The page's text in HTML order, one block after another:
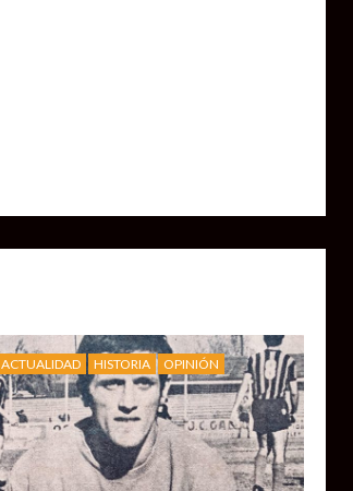
ACTUALIDAD HISTORIA OPINIÓN